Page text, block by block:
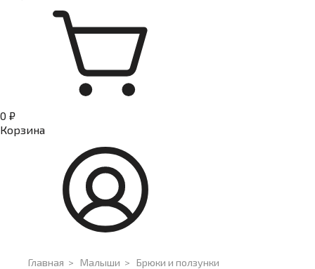
0 ₽
Корзина
Главная > Малыши > Брюки и ползунки